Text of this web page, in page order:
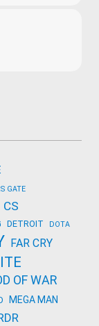
GATE
CS
DETROIT DOTA
FAR CRY
OF WAR
MEGA MAN